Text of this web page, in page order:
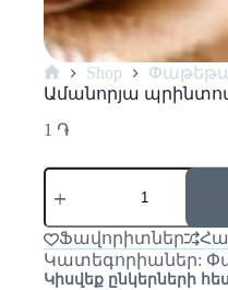
Shop
Ամանորյա
1 ֏
Ֆավորիտներ
Կատեգորիաներ:
Կիսվեք ընկերների